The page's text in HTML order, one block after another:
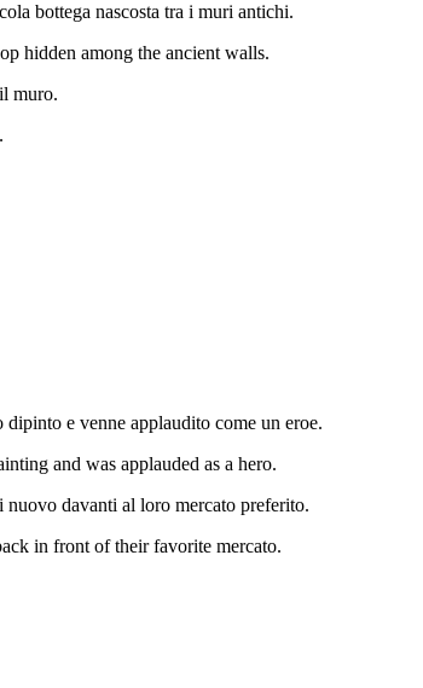
bottega nascosta tra i muri antichi.
hidden among the ancient walls.
muro.
e venne applaudito come un eroe.
and was applauded as a hero.
davanti al loro mercato preferito.
in front of their favorite mercato.